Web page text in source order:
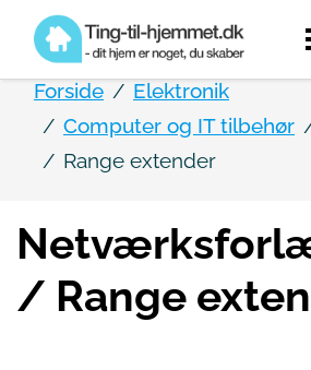
Forside
Elektronik
Computer og IT tilbehør
Range extender
/ Range